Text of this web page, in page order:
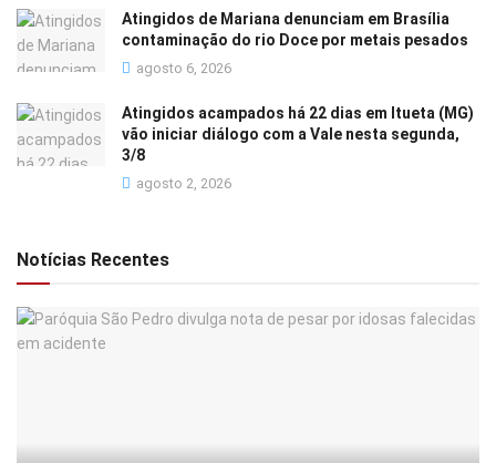
Atingidos de Mariana denunciam em Brasília
contaminação do rio Doce por metais pesados
agosto 6, 2026
Atingidos acampados há 22 dias em Itueta (MG)
vão iniciar diálogo com a Vale nesta segunda,
3/8
agosto 2, 2026
Notícias Recentes